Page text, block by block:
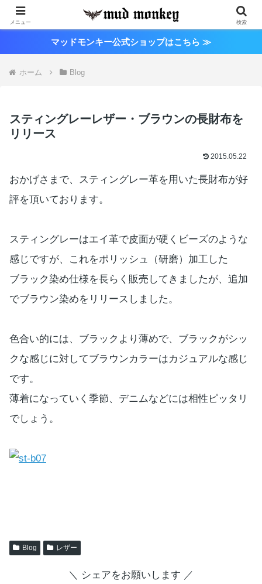
マッドモンキー公式ショップはこちら ≫
ホーム Blog
スティングレーレザー・ブラウンの長財布を
リリース
2015.05.22
おかげさまで、スティングレー革を用いた長財布が好
評を頂いております。
スティングレーはエイ革で皮面が硬くビーズのような
感じですが、これをポリッシュ（研磨）加工した
ブラック染め仕様を長らく販売してきましたが、追加
でブラウン染めをリリースしました。
色合い的には、ブラックより薄めで、ブラックがシッ
クな感じに対してブラウンカラーはカジュアルな感じ
です。
薄着になっていく季節、デニムなどには相性ピッタリ
でしょう。
Blog レザー
＼ シェアをお願いします ／
メニュー 検索